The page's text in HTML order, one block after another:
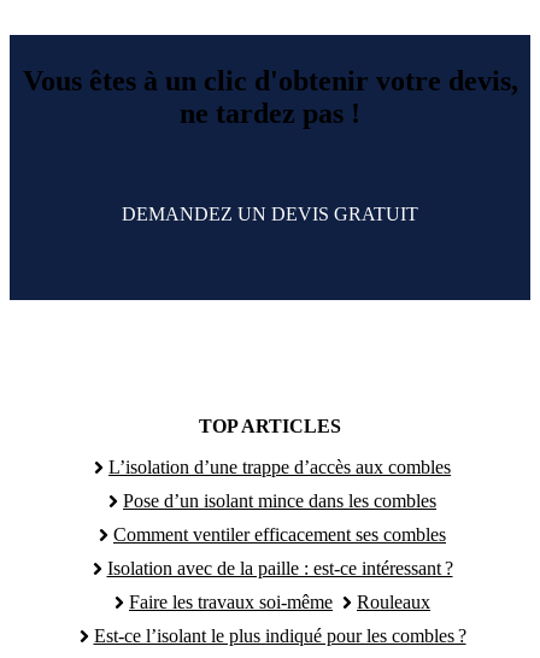
Vous êtes à un clic d'obtenir votre devis,
ne tardez pas !
DEMANDEZ UN DEVIS GRATUIT
TOP ARTICLES
L’isolation d’une trappe d’accès aux combles
Pose d’un isolant mince dans les combles
Comment ventiler efficacement ses combles
Isolation avec de la paille : est-ce intéressant ?
Faire les travaux soi-même
Rouleaux
Est-ce l’isolant le plus indiqué pour les combles ?